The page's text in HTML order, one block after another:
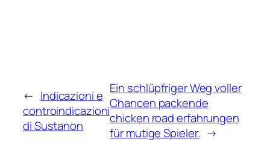
← Indicazioni e
controindicazioni
di Sustanon
Ein schlüpfriger Weg voller
Chancen packende
chicken road erfahrungen
für mutige Spieler. →